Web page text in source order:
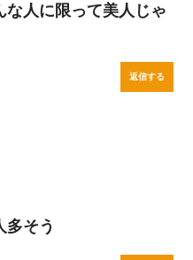
な人に限って美人じゃ
返信する
多そう